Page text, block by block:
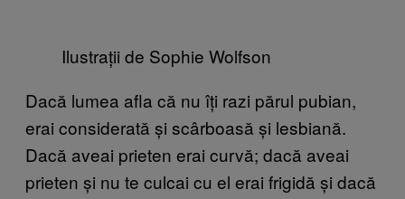
Ilustrații de Sophie Wolfson
Dacă lumea afla că nu îți razi părul pubian,
erai considerată și scârboasă și lesbiană.
Dacă aveai prieten erai curvă; dacă aveai
prieten și nu te culcai cu el erai frigidă și dacă